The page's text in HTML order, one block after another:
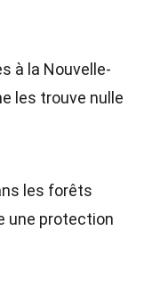
à la Nouvelle-
les trouve nulle
les forêts
une protection